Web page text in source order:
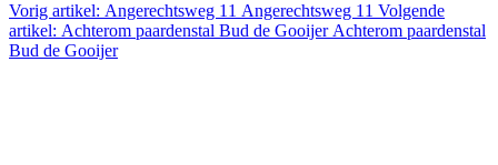
Vorig artikel: Angerechtsweg 11 Angerechtsweg 11 Volgende
artikel: Achterom paardenstal Bud de Gooijer Achterom paardenstal
Bud de Gooijer